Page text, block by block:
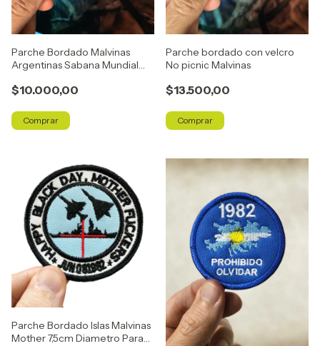
Parche Bordado Malvinas
Argentinas Sabana Mundial
$10.000,00
Comprar
Parche bordado con velcro
No picnic Malvinas
$13.500,00
Parche Bordado Islas Malvinas
Mother 7,5cm Diametro Para